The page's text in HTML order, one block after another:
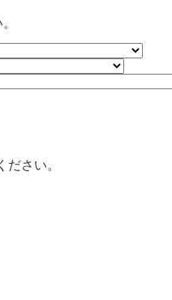
ださい。